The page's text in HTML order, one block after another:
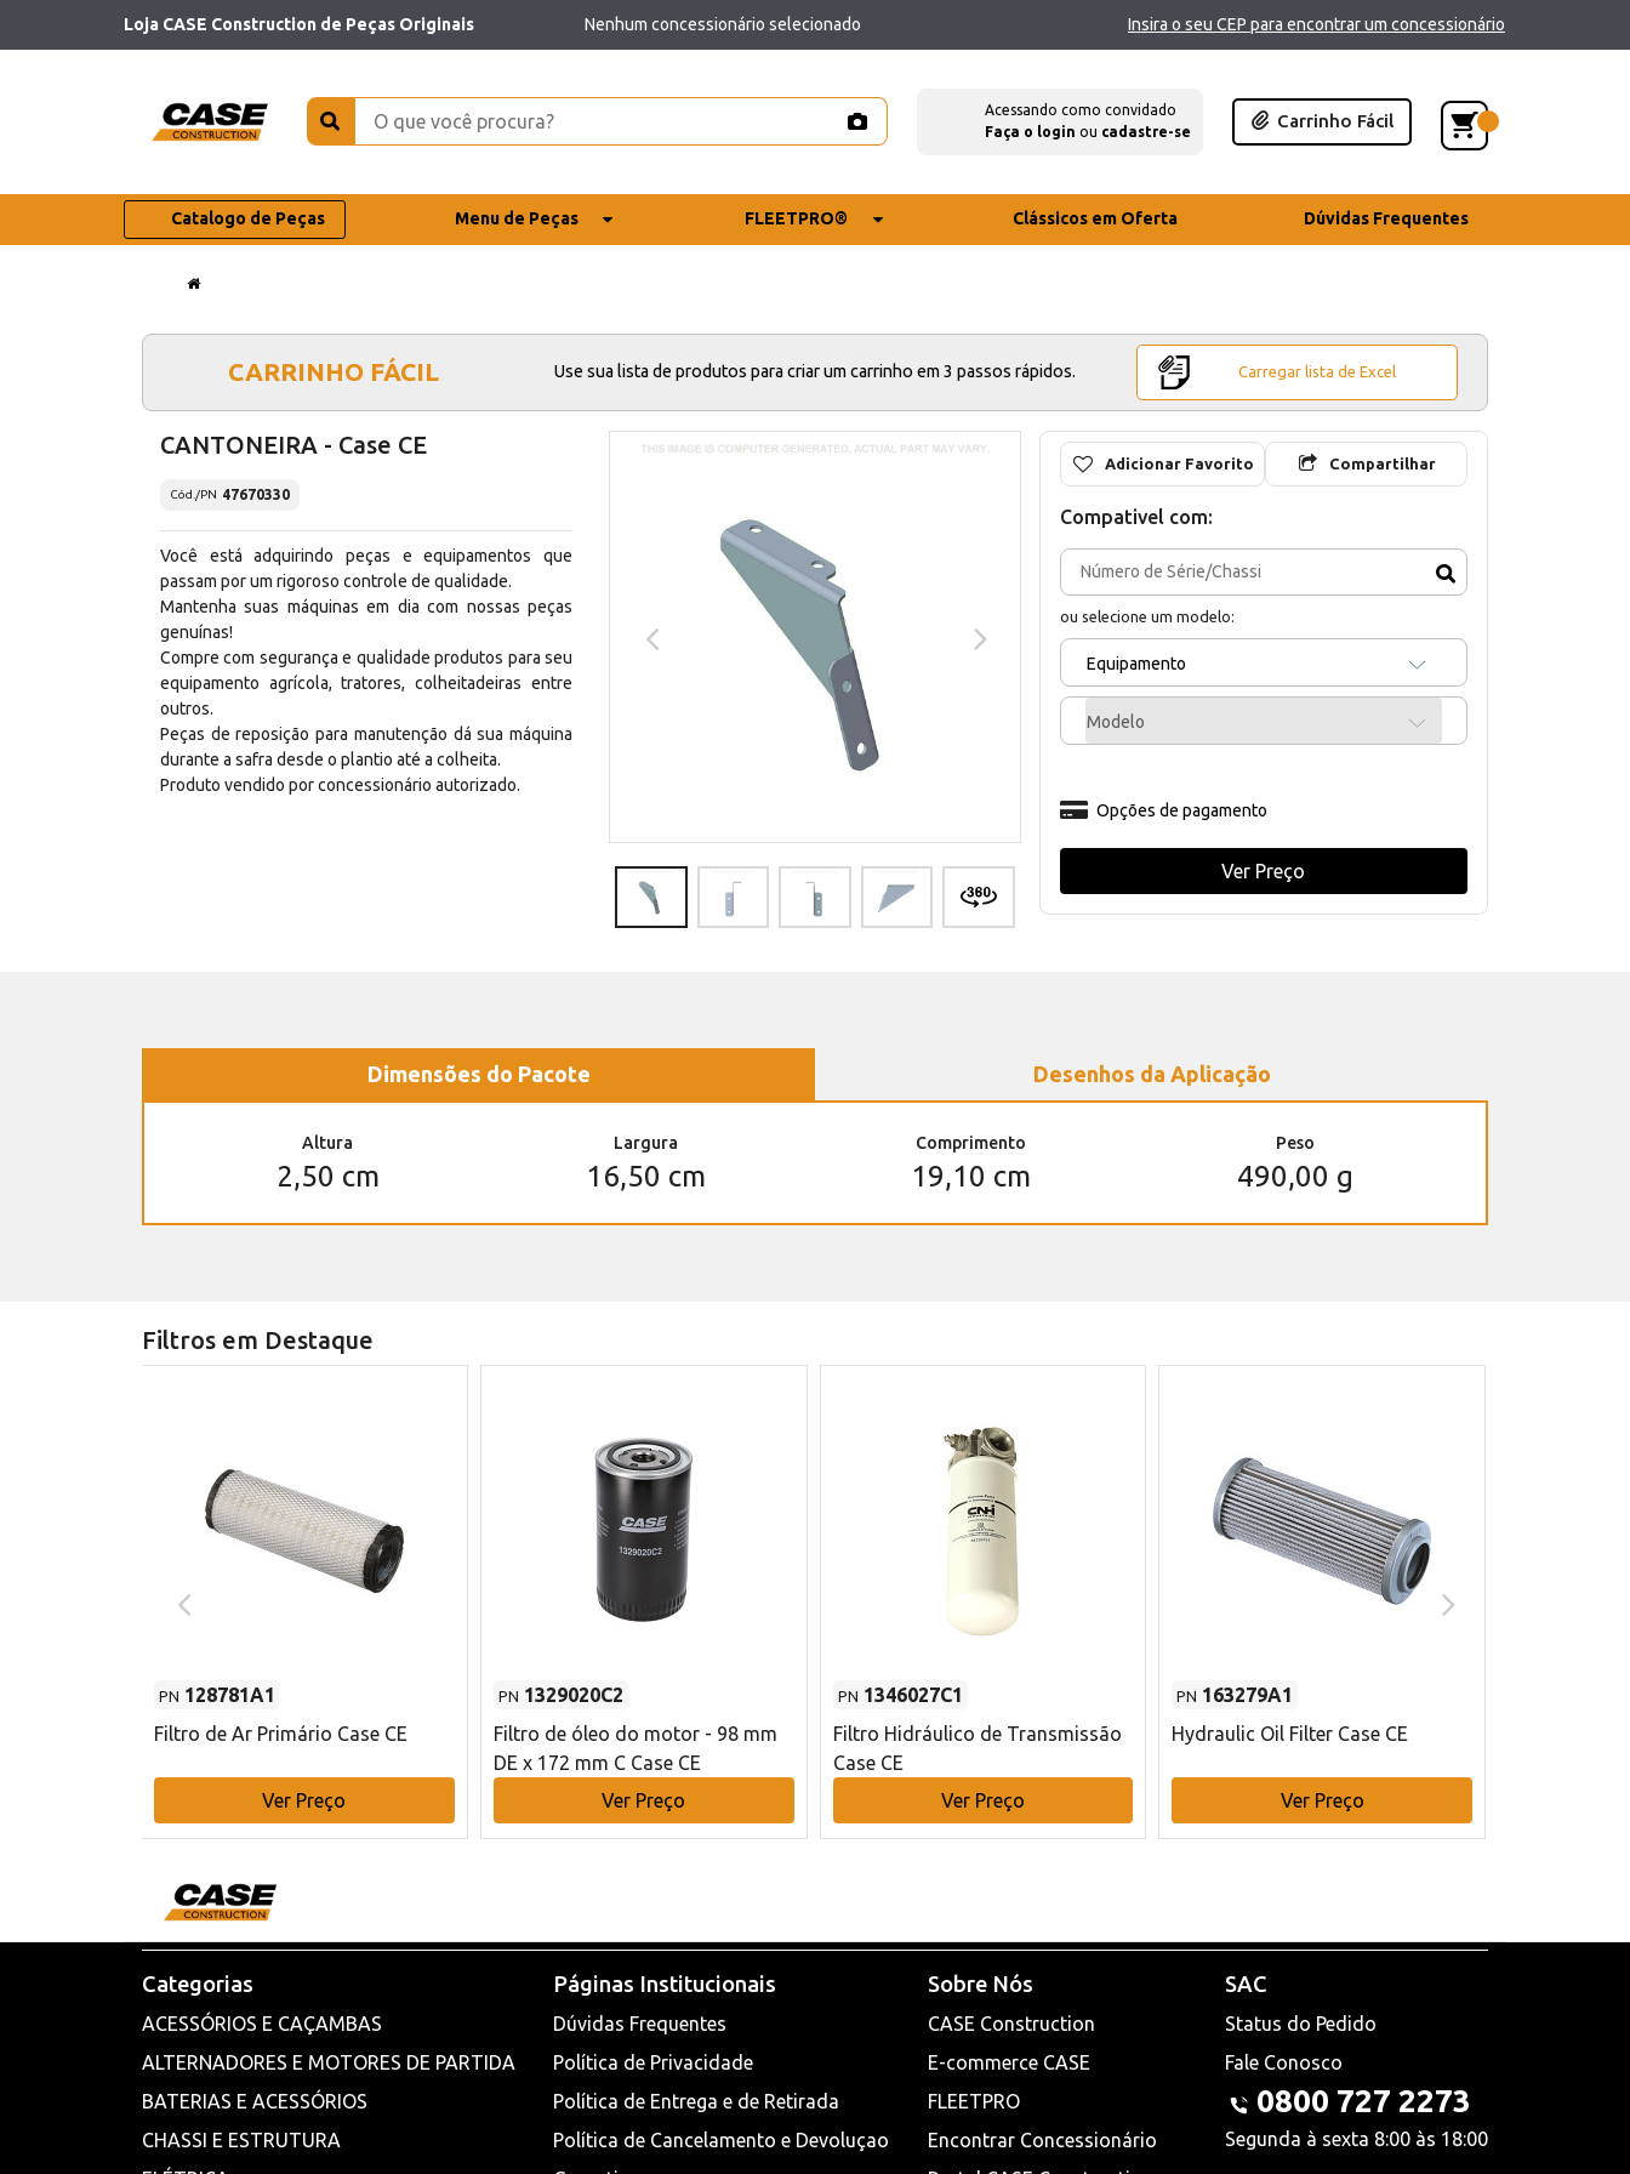
Loja CASE Construction de Peças Originais Nenhum concessionário selecionado Insira o seu CEP para encontrar um concessionário
Acessando como convidado
Faça o login ou cadastre-se
Carrinho Fácil
Catalogo de Peças Menu de Peças FLEETPRO® Clássicos em Oferta Dúvidas Frequentes
CARRINHO FÁCIL Use sua lista de produtos para criar um carrinho em 3 passos rápidos. Carregar lista de Excel
CANTONEIRA - Case CE
Cód./PN 47670330
Você está adquirindo peças e equipamentos que
passam por um rigoroso controle de qualidade.
Mantenha suas máquinas em dia com nossas peças
genuínas!
Compre com segurança e qualidade produtos para seu
equipamento agrícola, tratores, colheitadeiras entre
outros.
Peças de reposição para manutenção dá sua máquina
durante a safra desde o plantio até a colheita.
Produto vendido por concessionário autorizado.
Adicionar Favorito Compartilhar
Compativel com:
ou selecione um modelo:
Equipamento
Modelo
Opções de pagamento
Ver Preço
Dimensões do Pacote Desenhos da Aplicação
Altura
2,50 cm
Largura
16,50 cm
Comprimento
19,10 cm
Peso
490,00 g
Filtros em Destaque
PN 128781A1
Filtro de Ar Primário Case CE
Ver Preço
PN 1329020C2
Filtro de óleo do motor - 98 mm
DE x 172 mm C Case CE
Ver Preço
PN 1346027C1
Filtro Hidráulico de Transmissão
Case CE
Ver Preço
PN 163279A1
Hydraulic Oil Filter Case CE
Ver Preço
Categorias
ACESSÓRIOS E CAÇAMBAS
ALTERNADORES E MOTORES DE PARTIDA
BATERIAS E ACESSÓRIOS
CHASSI E ESTRUTURA
Páginas Institucionais
Dúvidas Frequentes
Política de Privacidade
Política de Entrega e de Retirada
Política de Cancelamento e Devoluçao
Sobre Nós
CASE Construction
E-commerce CASE
FLEETPRO
Encontrar Concessionário
SAC
Status do Pedido
Fale Conosco
0800 727 2273
Segunda à sexta 8:00 às 18:00